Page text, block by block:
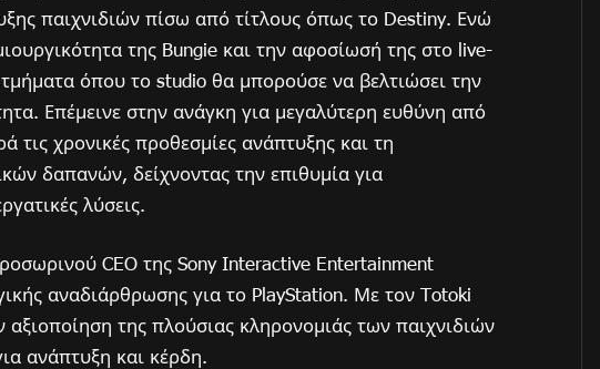
παιχνιδιών πίσω από τίτλους όπως το Destiny. Ενώ
της Bungie και την αφοσίωσή της στο live-
όπου το studio θα μπορούσε να βελτιώσει την
Επέμεινε στην ανάγκη για μεγαλύτερη ευθύνη από
χρονικές προθεσμίες ανάπτυξης και τη
δαπανών, δείχνοντας την επιθυμία για
λύσεις.
CEO της Sony Interactive Entertainment
αναδιάρθρωσης για το PlayStation. Με τον Totoki
αξιοποίηση της πλούσιας κληρονομιάς των παιχνιδιών
ανάπτυξη και κέρδη.